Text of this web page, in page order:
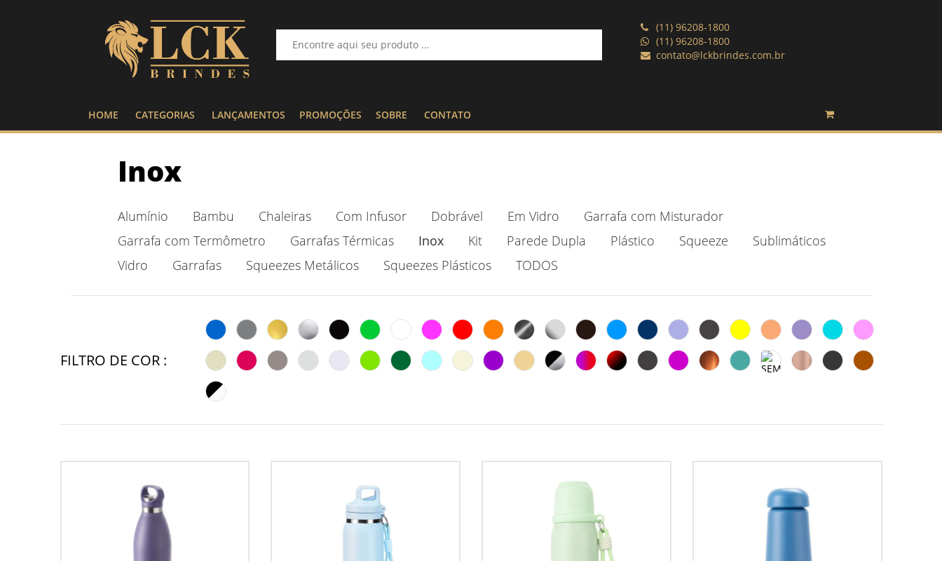
(11) 96208-1800
(11) 96208-1800
contato@lckbrindes.com.br
HOME CATEGORIAS LANÇAMENTOS PROMOÇÕES SOBRE CONTATO
Inox
Alumínio Bambu Chaleiras Com Infusor Dobrável Em Vidro
Garrafa com Misturador
Garrafa com Termômetro
Garrafas Térmicas Inox Kit Parede Dupla Plástico Squeeze
Sublimáticos
Vidro
Garrafas Squeezes Metálicos Squeezes Plásticos TODOS
FILTRO DE COR :